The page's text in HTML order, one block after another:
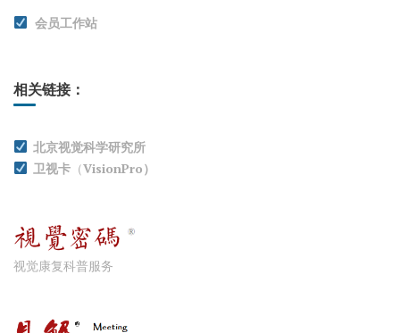
会员工作站
相关链接：
北京视觉科学研究所
卫视卡（VisionPro）
视觉康复科普服务